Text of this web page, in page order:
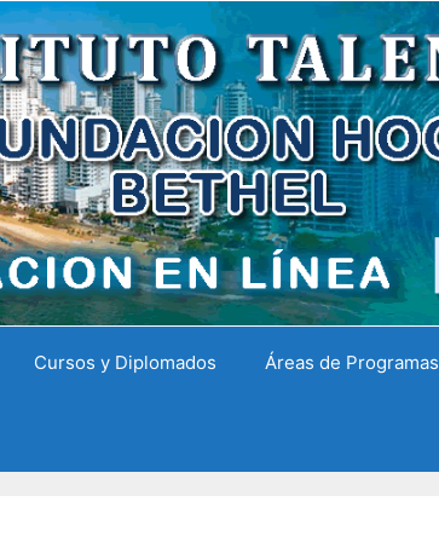
Cursos y Diplomados Áreas de Programas